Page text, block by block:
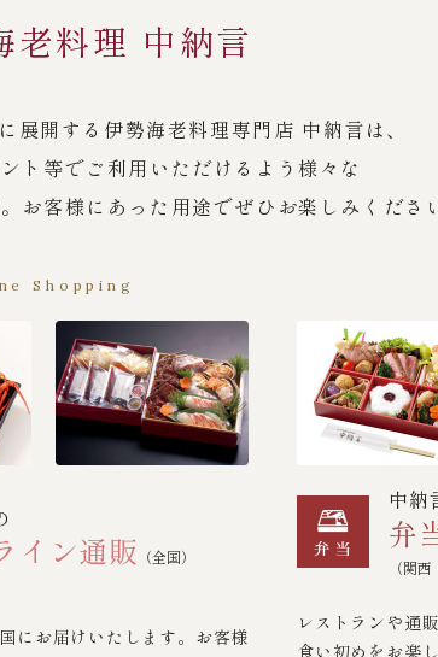
料理 中納言
展開する伊勢海老料理専門店 中納言は、
ト等でご利用いただけるよう様々な
お客様にあった用途でぜひお楽しみください
Shopping
イン通販 （全国）
にお届けいたします。お客様
中納
弁
（関
レストランや通
食い初めをお楽